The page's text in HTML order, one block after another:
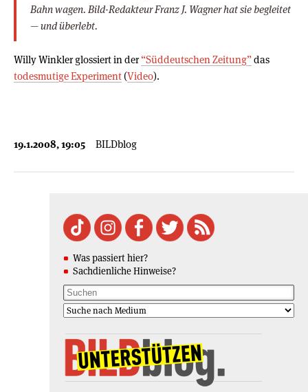
Bahn wagen. Bild-Redakteur Franz J. Wagner hat sie begleitet
— und überlebt.
Willy Winkler glossiert in der“Süddeutschen Zeitung”das
todesmutige Experiment (Video).
19.1.2008, 19:05 BILDblog
Was passiert hier?
Sachdienliche Hinweise?